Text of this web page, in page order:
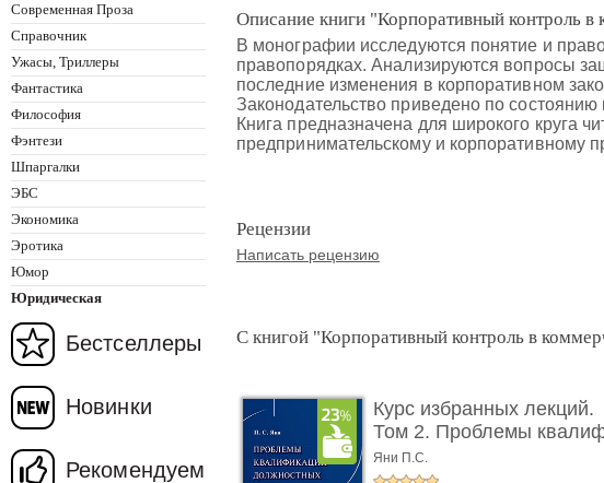
Современная Проза
Справочник
Ужасы, Триллеры
Фантастика
Философия
Фэнтези
Шпаргалки
ЭБС
Экономика
Эротика
Юмор
Юридическая
Бестселлеры
Новинки
Рекомендуем
Описание книги "Корпоративный контроль
В монографии исследуются понятие и
правопорядках. Анализируются вопросы
последние изменения в корпоративном
Законодательство приведено по состоянию
Книга предназначена для широкого круга
предпринимательскому и корпоративному
Рецензии
Написать рецензию
С книгой "Корпоративный контроль в
Курс избранных лекций.
Том 2. Проблемы
...
Яни П.С.